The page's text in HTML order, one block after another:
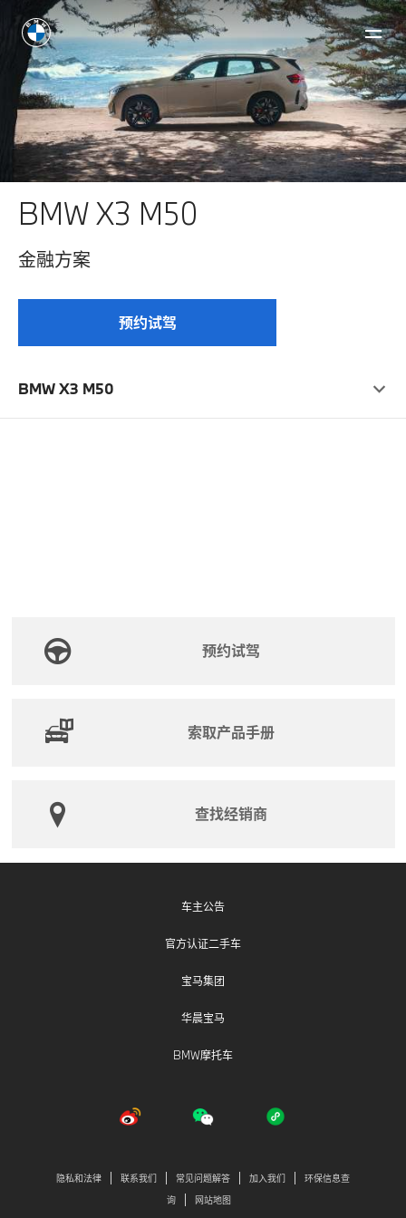
BMW X3 M50
⾦融⽅案
预约试驾
BMW X3 M50
预约试驾
索取产品手册
查找经销商
车主公告
官方认证二手车
宝马集团
华晨宝马
BMW摩托车
隐私和法律 联系我们 常见问题解答 加入我们
环保信息查
询
网站地图